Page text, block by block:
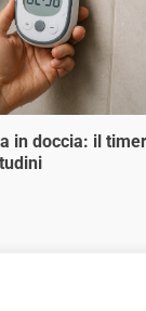
in doccia: il timer
editoriale ai